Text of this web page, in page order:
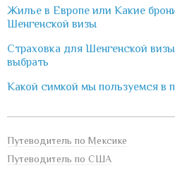
Жилье в Европе или Какие
Шенгенской визы
Страховка для Шенгенской
выбрать
Какой симкой мы пользуемся в
Путеводитель по Мексике
Путеводитель по США